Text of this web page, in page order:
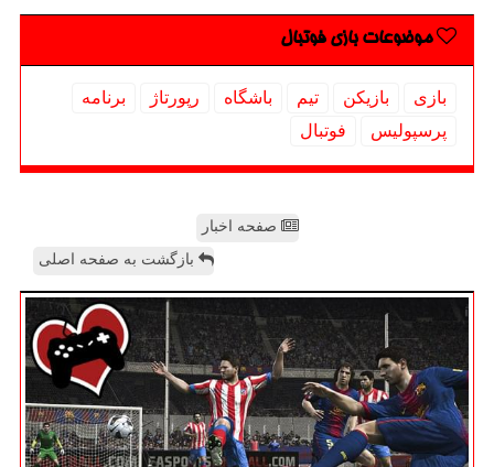
موضوعات بازی فوتبال
بازی بازیكن تیم باشگاه رپورتاژ
برنامه
پرسپولیس
فوتبال
صفحه اخبار
بازگشت به صفحه اصلی